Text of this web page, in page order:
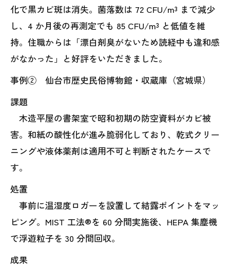
化で黒カビ斑は消失。菌落数は 72 CFU/m³ まで減少
し、4 か月後の再測定でも 85 CFU/m³ と低値を維
持。住職からは「漂白剤臭がないため読経中も違和感
がなかった」と好評をいただきました。
事例② 仙台市歴史民俗博物館・収蔵庫（宮城県）
課題
木造平屋の書架室で昭和初期の防空資料がカビ被
害。和紙の酸性化が進み脆弱化しており、乾式クリー
ニングや液体薬剤は適用不可と判断されたケースで
す。
処置
事前に温湿度ロガーを設置して結露ポイントをマッ
ピング。MIST 工法®を 60 分間実施後、HEPA 集塵機
で浮遊粒子を 30 分間回収。
成果